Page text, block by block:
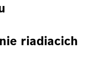
riadiacich